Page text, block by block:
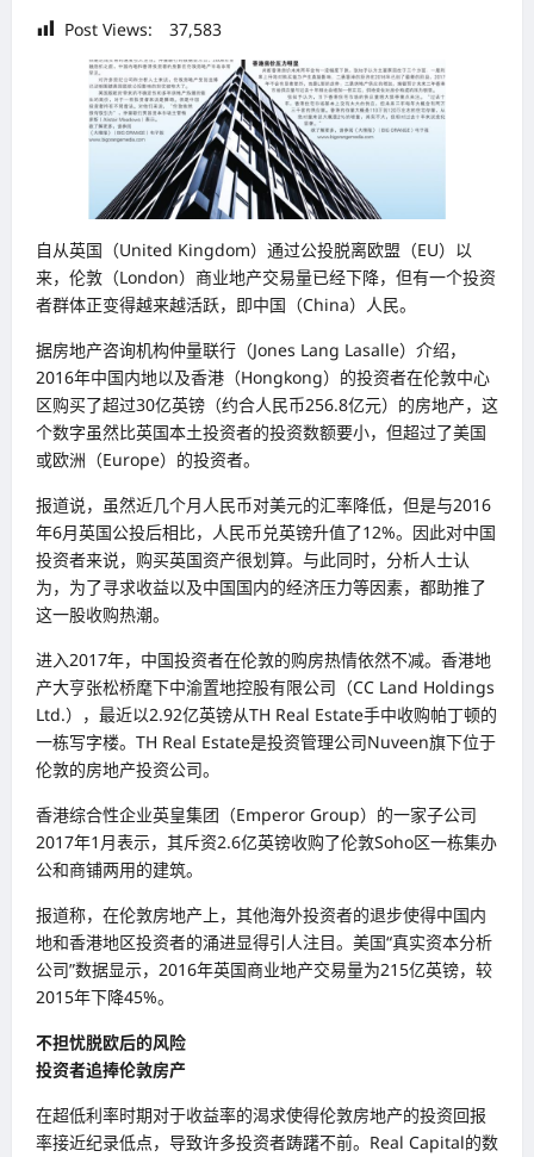
Post Views: 37,583
自从英国（United Kingdom）通过公投脱离欧盟（EU）以
来，伦敦（London）商业地产交易量已经下降，但有一个投资
者群体正变得越来越活跃，即中国（China）人民。
据房地产咨询机构仲量联行（Jones Lang Lasalle）介绍，
2016年中国内地以及香港（Hongkong）的投资者在伦敦中心
区购买了超过30亿英镑（约合人民币256.8亿元）的房地产，这
个数字虽然比英国本土投资者的投资数额要小，但超过了美国
或欧洲（Europe）的投资者。
报道说，虽然近几个月人民币对美元的汇率降低，但是与2016
年6月英国公投后相比，人民币兑英镑升值了12%。因此对中国
投资者来说，购买英国资产很划算。与此同时，分析人士认
为，为了寻求收益以及中国国内的经济压力等因素，都助推了
这一股收购热潮。
进入2017年，中国投资者在伦敦的购房热情依然不减。香港地
产大亨张松桥麾下中渝置地控股有限公司（CC Land Holdings
Ltd.），最近以2.92亿英镑从TH Real Estate手中收购帕丁顿的
一栋写字楼。TH Real Estate是投资管理公司Nuveen旗下位于
伦敦的房地产投资公司。
香港综合性企业英皇集团（Emperor Group）的一家子公司
2017年1月表示，其斥资2.6亿英镑收购了伦敦Soho区一栋集办
公和商铺两用的建筑。
报道称，在伦敦房地产上，其他海外投资者的退步使得中国内
地和香港地区投资者的涌进显得引人注目。美国“真实资本分析
公司”数据显示，2016年英国商业地产交易量为215亿英镑，较
2015年下降45%。
不担忧脱欧后的风险
投资者追捧伦敦房产
在超低利率时期对于收益率的渴求使得伦敦房地产的投资回报
率接近纪录低点，导致许多投资者踌躇不前。Real Capital的数